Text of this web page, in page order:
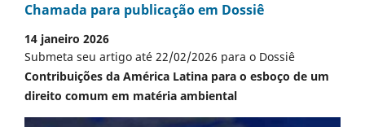
Chamada para publicação em Dossiê
14 janeiro 2026
Submeta seu artigo até 22/02/2026 para o Dossiê
Contribuições da América Latina para o esboço de um
direito comum em matéria ambiental